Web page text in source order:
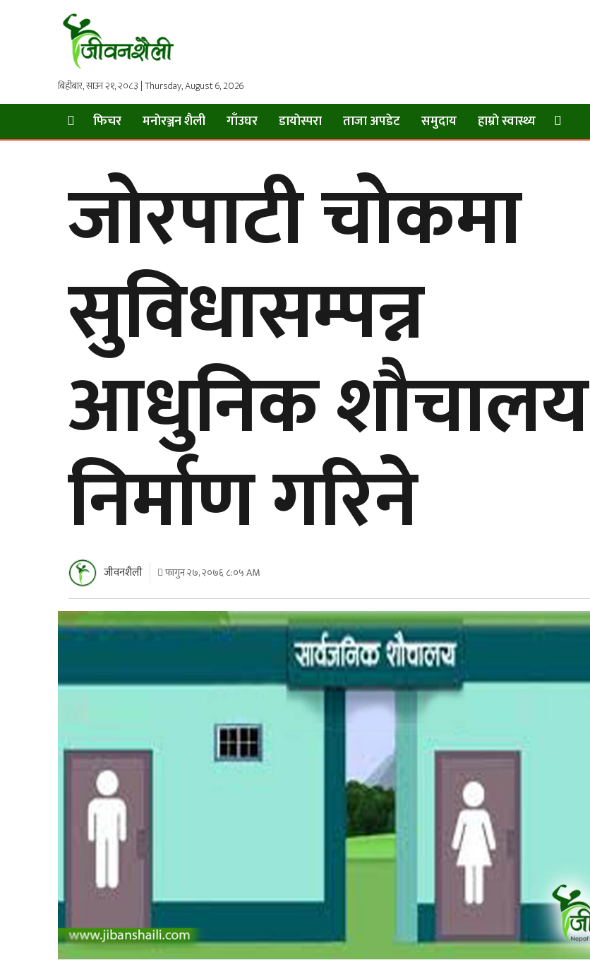
बिहीबार, साउन २१, २०८३ | Thursday, August 6, 2026
फिचर मनाेरञ्जन शैली गाँउघर डायाेस्परा ताजा अपडेट समुदाय हाम्राे स्वास्थ्य
जोरपाटी चोकमा
सुविधासम्पन्न
आधुनिक शौचालय
निर्माण गरिने
जीवनशैली फागुन २७, २०७६ ८:०५ AM